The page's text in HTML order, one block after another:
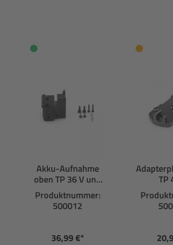
Akku-Aufnahme
oben TP 36 V und
48 V Schloss
Produktnummer:
500012
36,99 €*
TP